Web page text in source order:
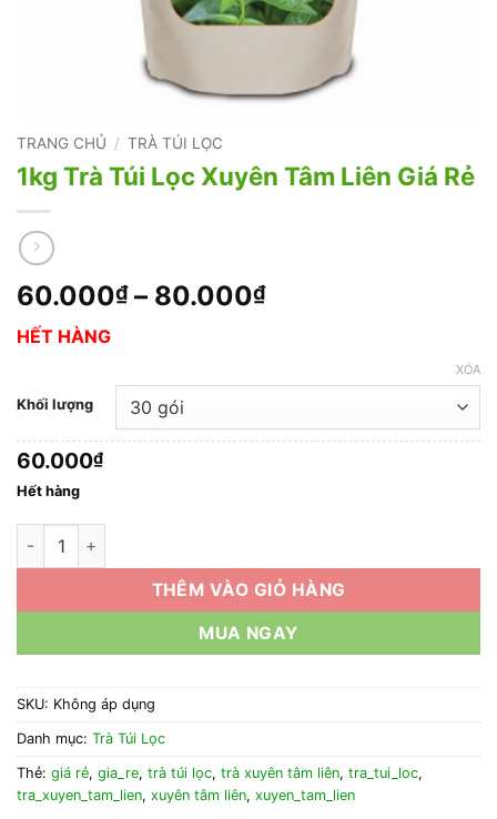
TRANG CHỦ / TRÀ TÚI LỌC
1kg Trà Túi Lọc Xuyên Tâm Liên Giá Rẻ
60.000₫ – 80.000₫Khoảng
80.000₫
HẾT HÀNG
Khối lượng
XÓA
60.000₫
Hết hàng
1kg Trà Túi Lọc Xuyên Tâm Liên Giá Rẻ số lượng
THÊM VÀO GIỎ HÀNG
MUA NGAY
SKU: Không áp dụng
Danh mục: Trà Túi Lọc
Thẻ: giá rẻ, gia_re, trà túi lọc, trà xuyên tâm liên, tra_tui_loc,
tra_xuyen_tam_lien, xuyên tâm liên, xuyen_tam_lien